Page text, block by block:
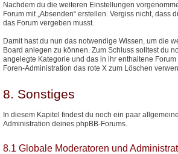
Nachdem du die weiteren Einstellungen
Forum mit „Absenden“ erstellen. Vergiss nicht, dass
das Forum vergeben musst.
Damit hast du nun das notwendige Wissen, um die
Board anlegen zu können. Zum Schluss solltest du
angelegte Kategorie und das in ihr enthaltene
Foren-Administration das rote X zum Löschen
8. Sonstiges
In diesem Kapitel findest du noch ein paar
Administration deines phpBB-Forums.
8.1 Globale Moderatoren und